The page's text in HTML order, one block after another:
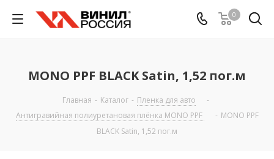
0
MONO PPF BLACK Satin, 1,52 пог.м
Главная - Каталог - Пленка для авто
-
Антигравийная полиуретановая плёнка MONO PPF
- MONO PPF
BLACK Satin, 1,52 пог.м